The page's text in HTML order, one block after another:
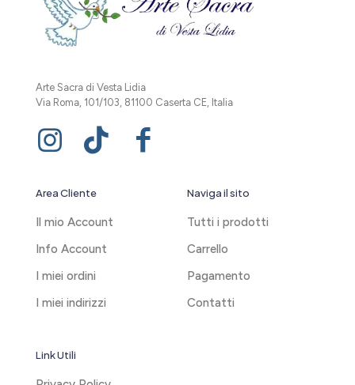
Arte Sacra di Vesta Lidia
Via Roma, 101/103, 81100 Caserta CE, Italia
Area Cliente
Il mio Account
Info Account
I miei ordini
I miei indirizzi
Naviga il sito
Tutti i prodotti
Carrello
Pagamento
Contatti
Link Utili